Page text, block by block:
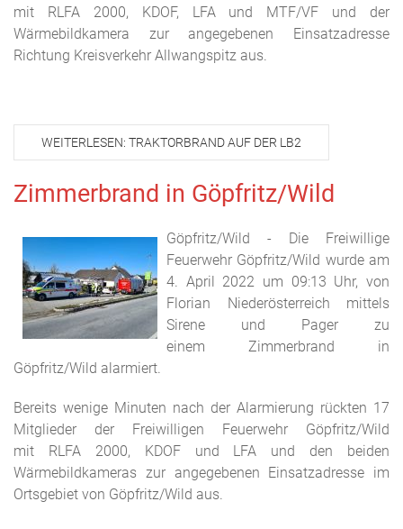
mit RLFA 2000, KDOF, LFA und MTF/VF und der
Wärmebildkamera zur angegebenen Einsatzadresse
Richtung Kreisverkehr Allwangspitz aus.
WEITERLESEN: TRAKTORBRAND AUF DER LB2
Zimmerbrand in Göpfritz/Wild
Göpfritz/Wild - Die Freiwillige
Feuerwehr Göpfritz/Wild wurde am
4. April 2022 um 09:13 Uhr, von
Florian Niederösterreich mittels
Sirene und Pager zu
einem Zimmerbrand in
Göpfritz/Wild alarmiert.
Bereits wenige Minuten nach der Alarmierung rückten 17
Mitglieder der Freiwilligen Feuerwehr Göpfritz/Wild
mit RLFA 2000, KDOF und LFA und den beiden
Wärmebildkameras zur angegebenen Einsatzadresse im
Ortsgebiet von Göpfritz/Wild aus.